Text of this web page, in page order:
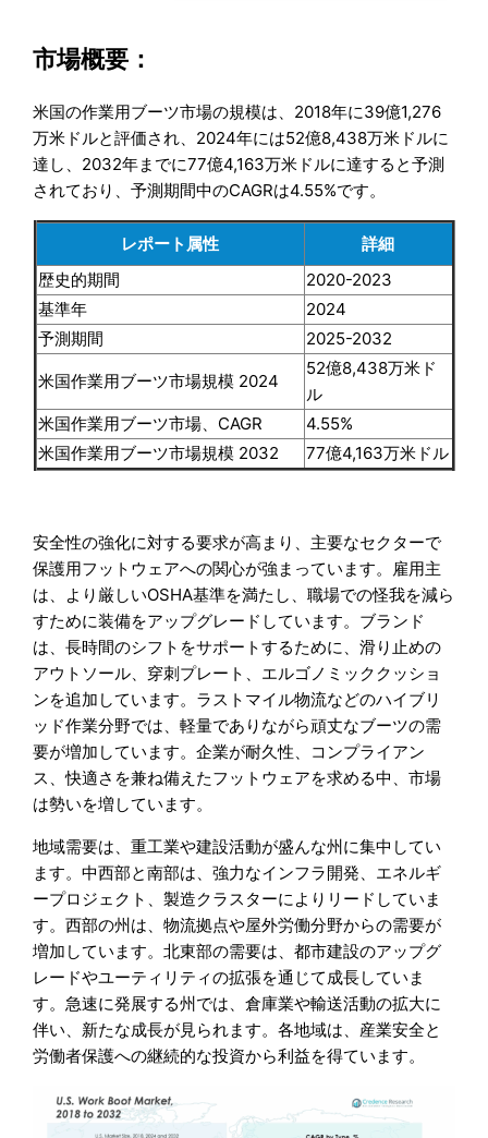
市場概要：
米国の作業用ブーツ市場の規模は、2018年に39億1,276
万米ドルと評価され、2024年には52億8,438万米ドルに
達し、2032年までに77億4,163万米ドルに達すると予測
されており、予測期間中のCAGRは4.55%です。
レポート属性
詳細
歴史的期間
2020-2023
基準年
2024
予測期間
2025-2032
米国作業用ブーツ市場規模 2024
52億8,438万米ド
ル
米国作業用ブーツ市場、CAGR
4.55%
米国作業用ブーツ市場規模 2032
77億4,163万米ドル
安全性の強化に対する要求が高まり、主要なセクターで
保護用フットウェアへの関心が強まっています。雇用主
は、より厳しいOSHA基準を満たし、職場での怪我を減ら
すために装備をアップグレードしています。ブランド
は、長時間のシフトをサポートするために、滑り止めの
アウトソール、穿刺プレート、エルゴノミッククッショ
ンを追加しています。ラストマイル物流などのハイブリ
ッド作業分野では、軽量でありながら頑丈なブーツの需
要が増加しています。企業が耐久性、コンプライアン
ス、快適さを兼ね備えたフットウェアを求める中、市場
は勢いを増しています。
地域需要は、重工業や建設活動が盛んな州に集中してい
ます。中西部と南部は、強力なインフラ開発、エネルギ
ープロジェクト、製造クラスターによりリードしていま
す。西部の州は、物流拠点や屋外労働分野からの需要が
増加しています。北東部の需要は、都市建設のアップグ
レードやユーティリティの拡張を通じて成長していま
す。急速に発展する州では、倉庫業や輸送活動の拡大に
伴い、新たな成長が見られます。各地域は、産業安全と
労働者保護への継続的な投資から利益を得ています。